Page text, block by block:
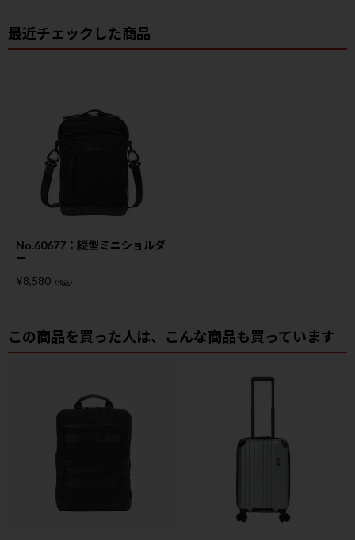
最近チェックした商品
No.60677：縦型ミニショルダ
ー
¥8,580 （税込）
この商品を買った人は、こんな商品も買っています